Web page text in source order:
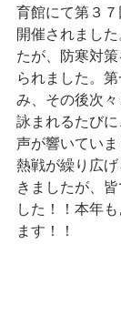
育館にて第３
開催されまし
たが、防寒対
られました。
み、その後次
詠まれるたび
声が響いてい
熱戦が繰り広
きましたが、
した！！本年
ます！！